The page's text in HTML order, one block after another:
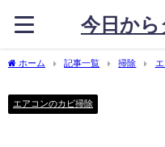
今日から
ホーム 記事一覧 掃除
エアコンのカビ掃除